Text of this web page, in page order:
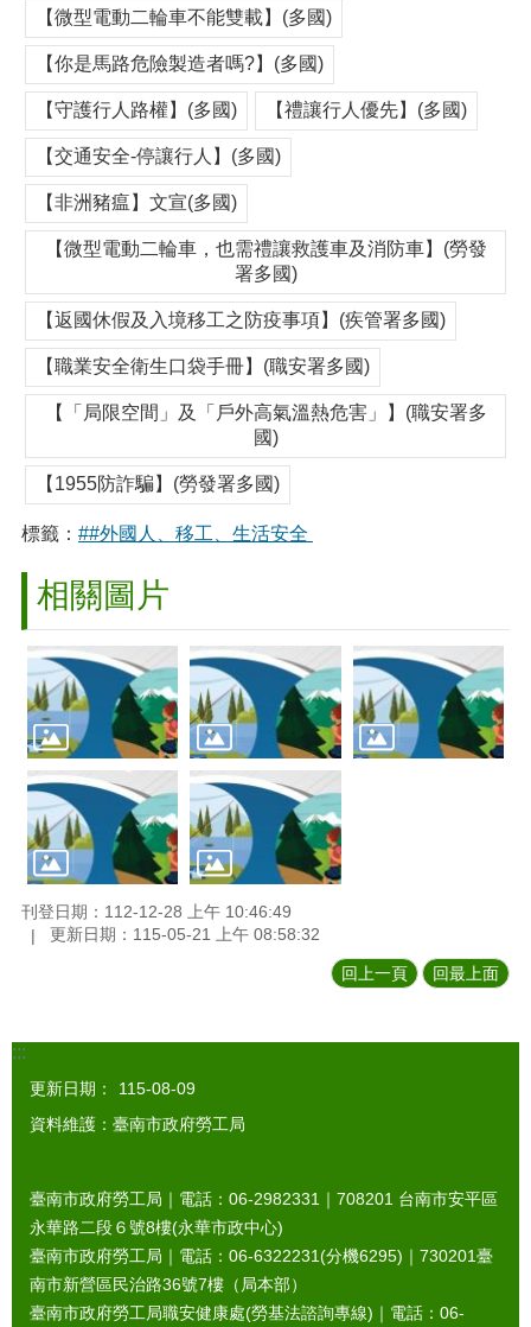
【微型電動二輪車不能雙載】(多國)
【你是馬路危險製造者嗎?】(多國)
【守護行人路權】(多國) 【禮讓行人優先】(多國)
【交通安全-停讓行人】(多國)
【非洲豬瘟】文宣(多國)
【微型電動二輪車，也需禮讓救護車及消防車】(勞發
署多國)
【返國休假及入境移工之防疫事項】(疾管署多國)
【職業安全衛生口袋手冊】(職安署多國)
【「局限空間」及「戶外高氣溫熱危害」】(職安署多
國)
【1955防詐騙】(勞發署多國)
標籤： ##外國人、移工、生活安全
相關圖片
刊登日期：112-12-28 上午 10:46:49
更新日期：115-05-21 上午 08:58:32
回上一頁 回最上面
:::
更新日期：
115-08-09
資料維護：臺南市政府勞工局
臺南市政府勞工局｜電話：06-2982331｜ 708201 台南市安平區
永華路二段６號8樓(永華市政中心)
臺南市政府勞工局｜電話：06-6322231(分機6295)｜ 730201臺
南市新營區民治路36號7樓（局本部）
臺南市政府勞工局職安健康處(勞基法諮詢專線)｜電話：06-